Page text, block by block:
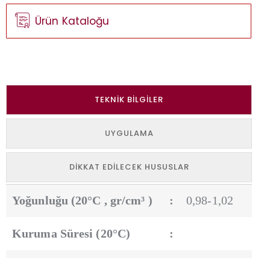
Ürün Kataloğu
TEKNIK BILGILER
UYGULAMA
DIKKAT EDILECEK HUSUSLAR
Yoğunluğu (20°C , gr/cm³ ) : 0,98-1,02
Kuruma Süresi (20°C) :